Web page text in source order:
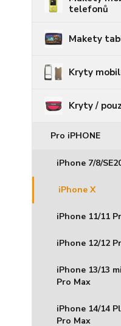
telefonů
Makety
Kryty
Kryty /
Pro iPHONE
iPhone 7/8/
iPhone X
iPhone 11/11
iPhone 12/12
iPhone 13/13
Pro Max
iPhone 14/14
Pro Max